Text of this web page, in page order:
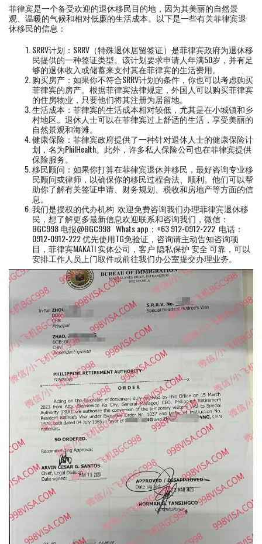
菲律宾是一个备受欢迎的退休移民目的地，因为其美丽的自然景
观、温暖的气候和相对低廉的生活成本。以下是一些有关菲律宾退
休移民的信息：
SRRV计划：SRRV（特殊退休居留签证）是菲律宾政府为退休移
民提供的一种签证类型。该计划要求申请人年满50岁，并有足
够的退休收入或储蓄来支付其在菲律宾的生活费用。
购买房产：如果你不符合SRRV计划的条件，你也可以考虑购买
菲律宾的房产。根据菲律宾法律规定，外国人可以购买菲律宾
的住房物业，只要他们将其注册为居留地。
生活成本：菲律宾的生活成本相对较低，尤其是在小城镇和乡
村地区。退休人士可以在菲律宾过上舒适的生活，享受美丽的
自然景观和海滩。
健康保险：菲律宾政府提供了一种针对退休人士的健康保险计
划，名为PhilHealth。此外，许多私人保险公司也在菲律宾提供
保险服务。
移民顾问：如果你打算在菲律宾退休并移民，最好咨询专业移
民顾问或律师，以确保你的移民过程合法、顺利。他们可以帮
助你了解有关签证申请、财务规划、税收和房地产等方面的信
息。
我们是授权的代办机构 欢迎免费咨询我们办理菲律宾退休移
民，想了解更多最新信息欢迎联系和咨询我们，微信：
BGC998 电报@BGC998 Whats app：+63 912-0912-222 电话：
0912-0912-222 优先使用TG免验证，咨询请主动告知咨询项
目，菲律宾MAKATI 实体公司，客户 隐私保护 安全 可靠，可以
安排工作人员上门取件或前往我们办公室提交办理业务。